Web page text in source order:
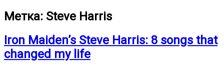
Метка: Steve Harris
Iron Maiden’s Steve Harris: 8 songs that
changed my life